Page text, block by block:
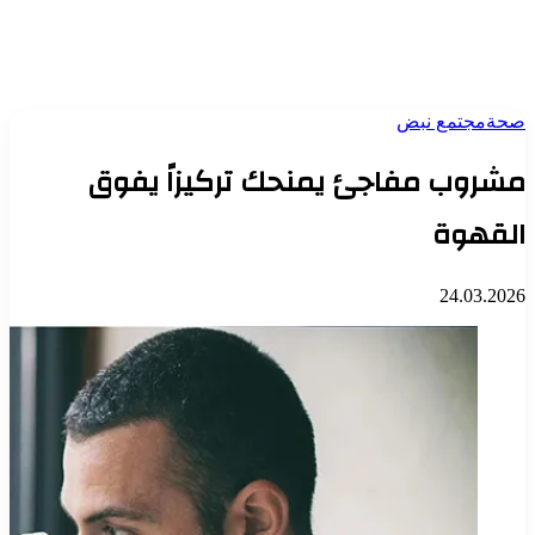
صحةمجتمع نبض
مشروب مفاجئ يمنحك تركيزاً يفوق
القهوة
24.03.2026